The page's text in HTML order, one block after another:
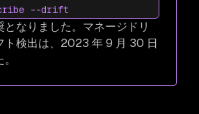
--drift
となりました。マネージドリ
ト検出は、2023 年 9 月 30 日